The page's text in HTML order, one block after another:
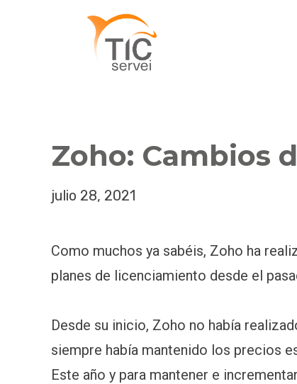
Zoho: Cambios
julio 28, 2021
Como muchos ya sabéis, Zoho ha
planes de licenciamiento desde el
Desde su inicio, Zoho no había
siempre había mantenido los precios
Este año y para mantener e